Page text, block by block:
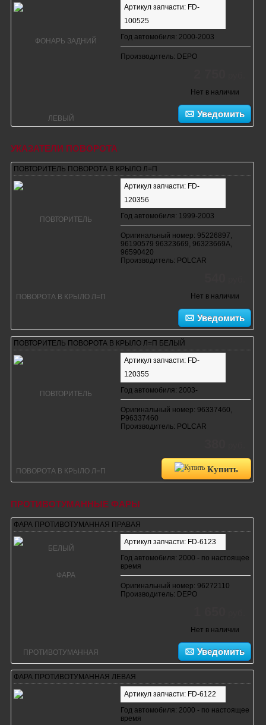
Артикул запчасти: FD-
100525
Год автомобиля: 2000-2003
Производитель: DEPO
Нет в наличии
Уведомить
УКАЗАТЕЛИ ПОВОРОТА
ПОВТОРИТЕЛЬ ПОВОРОТА В КРЫЛО Л=П
Артикул запчасти: FD-
120356
Год автомобиля: 1999-2003
Оригинальный номер: 95226897,
96190579 96323669, 96323669A,
96590420
Производитель: POLCAR
Нет в наличии
Уведомить
ПОВТОРИТЕЛЬ ПОВОРОТА В КРЫЛО Л=П БЕЛЫЙ
Артикул запчасти: FD-
120355
Год автомобиля: 2003-
Оригинальный номер: 96337460,
P96337460
Производитель: POLCAR
Купить
ПРОТИВОТУМАННЫЕ ФАРЫ
ФАРА ПРОТИВОТУМАННАЯ ПРАВАЯ
Артикул запчасти: FD-6123
Год автомобиля: 2000 - по настоящее
время
Оригинальный номер: 96272110
Производитель: DEPO
Нет в наличии
Уведомить
ФАРА ПРОТИВОТУМАННАЯ ЛЕВАЯ
Артикул запчасти: FD-6122
Год автомобиля: 2000 - по настоящее
время